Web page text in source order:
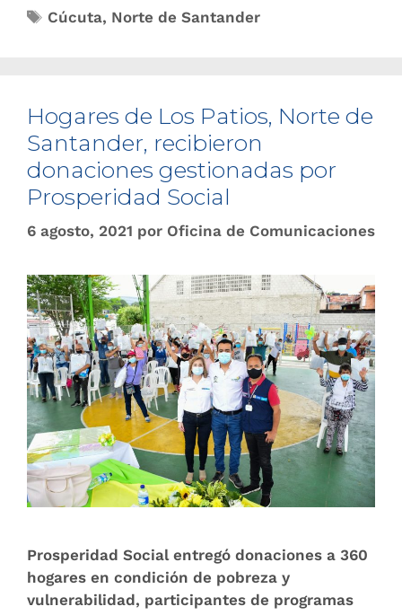
Cúcuta, Norte de Santander
Hogares de Los Patios, Norte de
Santander, recibieron
donaciones gestionadas por
Prosperidad Social
6 agosto, 2021 por Oficina de Comunicaciones
Prosperidad Social entregó donaciones a 360
hogares en condición de pobreza y
vulnerabilidad, participantes de programas